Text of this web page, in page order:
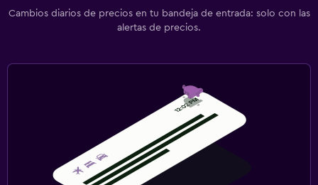
Cambios diarios de precios en tu bandeja de entrada: solo con las
alertas de precios.